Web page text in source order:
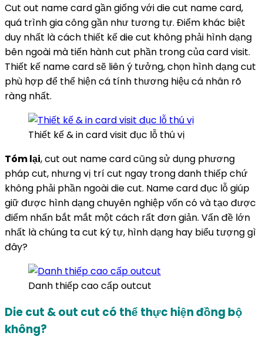
Cut out name card gần giống với die cut name card,
quá trình gia công gần như tương tự. Điểm khác biệt
duy nhất là cách thiết kế die cut không phải hình dạng
bên ngoài mà tiến hành cut phần trong của card visit.
Thiết kế name card sẽ liên ý tưởng, chọn hình dạng cut
phù hợp để thể hiện cá tính thương hiệu cá nhân rõ
ràng nhất.
Thiết kế & in card visit đục lỗ thú vị
Tóm lại, cut out name card cũng sử dụng phương
pháp cut, nhưng vị trí cut ngay trong danh thiếp chứ
không phải phần ngoài die cut. Name card đục lỗ giúp
giữ được hình dạng chuyên nghiệp vốn có và tạo được
điểm nhấn bắt mắt một cách rất đơn giản. Vấn đề lớn
nhất là chúng ta cut ký tự, hình dạng hay biểu tượng gì
đây?
Danh thiếp cao cấp outcut
Die cut & out cut có thể thực hiện đồng bộ
không?